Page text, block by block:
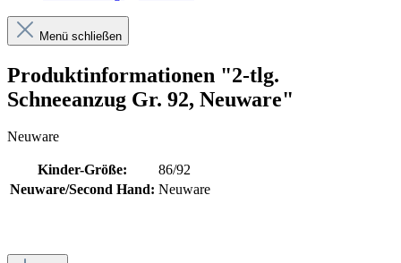
Menü schließen
Produktinformationen "2-tlg.
Schneeanzug Gr. 92, Neuware"
Neuware
Kinder-Größe:
86/92
Neuware/Second Hand: Neuware